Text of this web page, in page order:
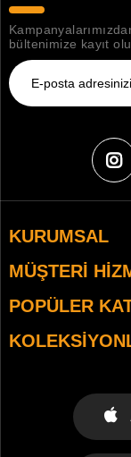
bültenimize kayıt
KURUMSAL
MÜŞTERI
POPÜLER